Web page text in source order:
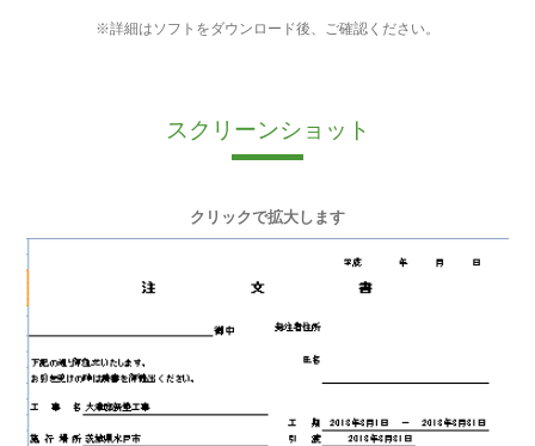
※詳細はソフトをダウンロード後、ご確認ください。
スクリーンショット
クリックで拡大します